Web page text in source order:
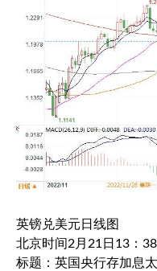
英镑兑美元 日线图
北京时间2月21日13：38
标题：英国央行存加息